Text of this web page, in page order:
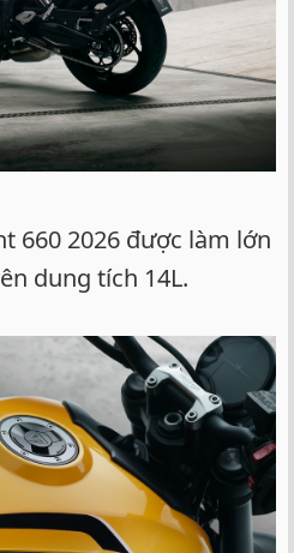
660 2026 được làm lớn
dung tích 14L.